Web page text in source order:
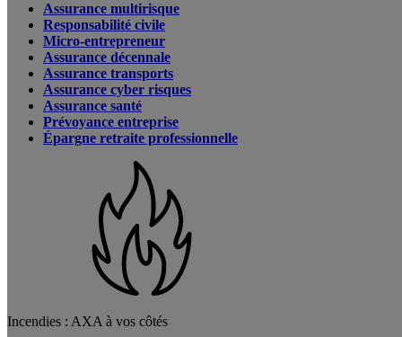
Assurance multirisque
Responsabilité civile
Micro-entrepreneur
Assurance décennale
Assurance transports
Assurance cyber risques
Assurance santé
Prévoyance entreprise
Épargne retraite professionnelle
Incendies : AXA à vos côtés